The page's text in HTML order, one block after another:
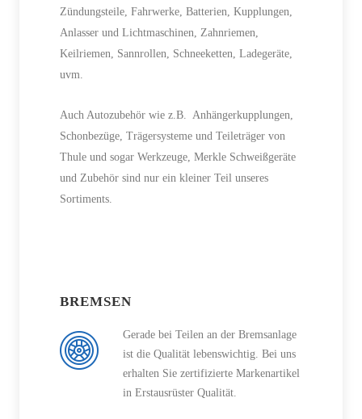
Zündungsteile, Fahrwerke, Batterien, Kupplungen,
Anlasser und Lichtmaschinen, Zahnriemen,
Keilriemen, Sannrollen, Schneeketten, Ladegeräte,
uvm.
Auch Autozubehör wie z.B. Anhängerkupplungen,
Schonbezüge, Trägersysteme und Teileträger von
Thule und sogar Werkzeuge, Merkle Schweißgeräte
und Zubehör sind nur ein kleiner Teil unseres
Sortiments.
BREMSEN
Gerade bei Teilen an der Bremsanlage
ist die Qualität lebenswichtig. Bei uns
erhalten Sie zertifizierte Markenartikel
in Erstausrüster Qualität.